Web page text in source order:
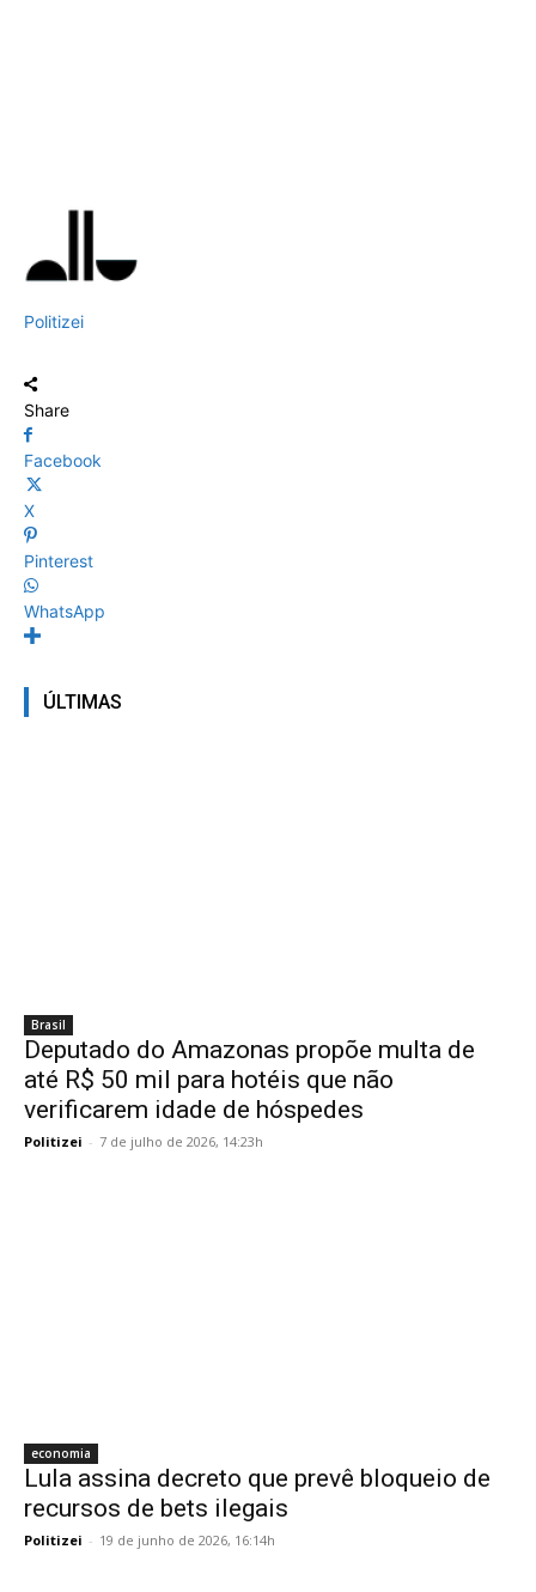
Politizei
Share
Facebook
X
Pinterest
WhatsApp
ÚLTIMAS
Brasil
Deputado do Amazonas propõe multa de
até R$ 50 mil para hotéis que não
verificarem idade de hóspedes
Politizei - 7 de julho de 2026, 14:23h
economia
Lula assina decreto que prevê bloqueio de
recursos de bets ilegais
Politizei - 19 de junho de 2026, 16:14h